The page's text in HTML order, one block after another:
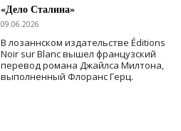
«Дело Сталина»
09.06.2026
В лозаннском издательстве Éditions
Noir sur Blanc вышел французский
перевод романа Джайлса Милтона,
выполненный Флоранс Герц.